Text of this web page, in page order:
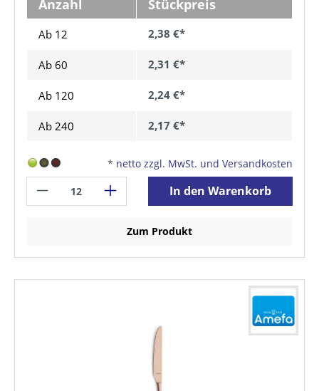
Anzahl Stückpreis
Ab 12 2,38 €*
Ab 60 2,31 €*
Ab 120 2,24 €*
Ab 240 2,17 €*
* netto zzgl. MwSt. und Versandkosten
In den Warenkorb
Zum Produkt